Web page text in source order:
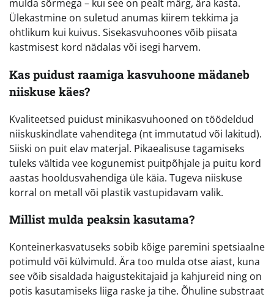
mulda sõrmega – kui see on pealt märg, ära kasta.
Ülekastmine on suletud anumas kiirem tekkima ja
ohtlikum kui kuivus. Sisekasvuhoones võib piisata
kastmisest kord nädalas või isegi harvem.
Kas puidust raamiga kasvuhoone mädaneb
niiskuse käes?
Kvaliteetsed puidust minikasvuhooned on töödeldud
niiskuskindlate vahenditega (nt immutatud või lakitud).
Siiski on puit elav materjal. Pikaealisuse tagamiseks
tuleks vältida vee kogunemist puitpõhjale ja puitu kord
aastas hooldusvahendiga üle käia. Tugeva niiskuse
korral on metall või plastik vastupidavam valik.
Millist mulda peaksin kasutama?
Konteinerkasvatuseks sobib kõige paremini spetsiaalne
potimuld või külvimuld. Ära too mulda otse aiast, kuna
see võib sisaldada haigustekitajaid ja kahjureid ning on
potis kasutamiseks liiga raske ja tihe. Õhuline substraat